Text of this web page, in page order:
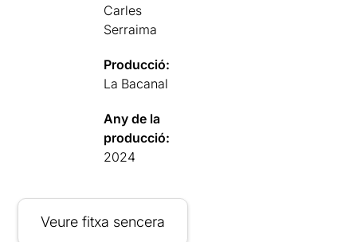
Carles
Serraima
Producció:
La Bacanal
Any de la
producció:
2024
Veure fitxa sencera